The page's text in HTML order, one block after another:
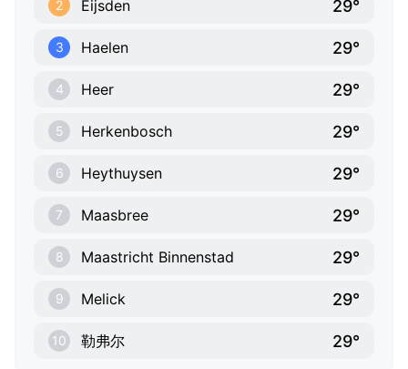
2 Eijsden 29°
3 Haelen 29°
4 Heer 29°
5 Herkenbosch 29°
6 Heythuysen 29°
7 Maasbree 29°
8 Maastricht Binnenstad 29°
9 Melick 29°
10 勒弗尔 29°